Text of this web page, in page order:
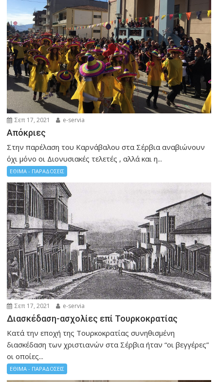
Σεπ 17, 2021 e-servia
Απόκριες
Στην παρέλαση του Καρνάβαλου στα Σέρβια αναβιώνουν
όχι μόνο οι Διονυσιακές τελετές , αλλά και η...
ΕΘΙΜΑ - ΠΑΡΑΔΟΣΕΙΣ
Σεπ 17, 2021 e-servia
Διασκέδαση-ασχολίες επί Τουρκοκρατίας
Κατά την εποχή της Τουρκοκρατίας συνηθισμένη
διασκέδαση των χριστιανών στα Σέρβια ήταν “οι βεγγέρες”
οι οποίες...
ΕΘΙΜΑ - ΠΑΡΑΔΟΣΕΙΣ